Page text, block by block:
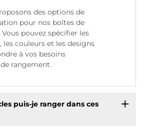
des options de
pour nos boîtes de
pouvez spécifier les
les couleurs et les designs
à vos besoins
rangement.
puis-je ranger dans ces